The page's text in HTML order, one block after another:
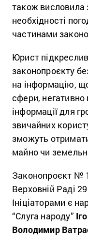
також висловила
необхідності
частинами
Юрист
законопроєкту
на інформацію,
сфери, негативно
інформації для
звичайних
зможуть
майно чи
Законопроєкт №
Верховній Раді
Ініціаторами є
“Слуга народу”
Володимир